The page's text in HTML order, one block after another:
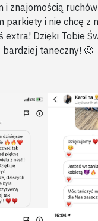
i znajomością
parkiety i nie chcę z
extra! Dzięki Tobie
bardziej taneczny! 🙂